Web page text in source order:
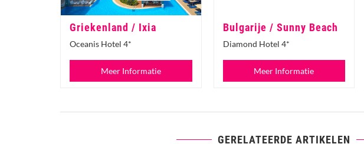
Griekenland / Ixia
Oceanis Hotel 4*
Meer Informatie
Bulgarije / Sunny Beach
Diamond Hotel 4*
Meer Informatie
GERELATEERDE ARTIKELEN